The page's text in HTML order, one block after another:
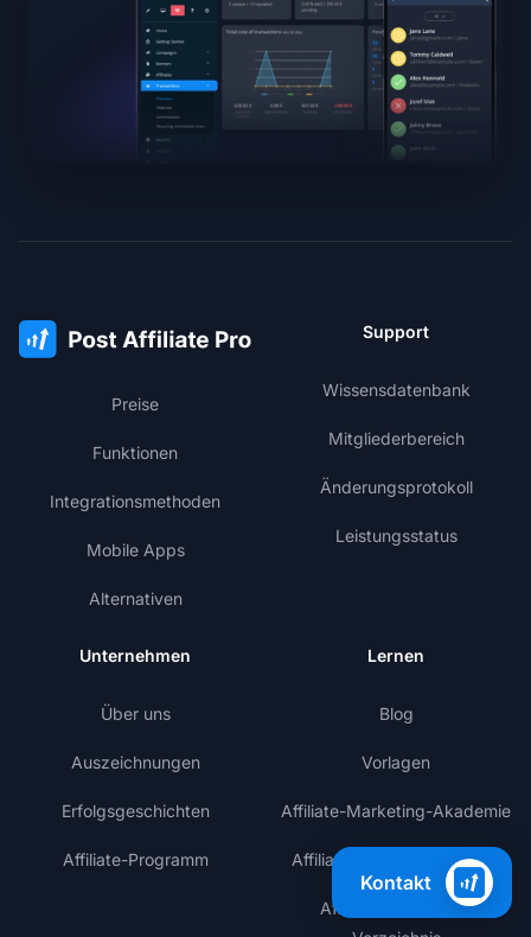
Preise
Funktionen
Integrationsmethoden
Mobile Apps
Alternativen
Support
Wissensdatenbank
Mitgliederbereich
Änderungsprotokoll
Leistungsstatus
Unternehmen
Über uns
Auszeichnungen
Erfolgsgeschichten
Affiliate-Programm
Lernen
Blog
Vorlagen
Affiliate-Marketing-Akademie
Affiliate-Marketing-Glossar
Affiliate-Programm-
Kontakt